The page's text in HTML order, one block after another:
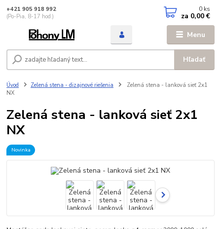
Menu
Hľadať
+421 905 918 992
(Po-Pia, 8-17 hod.)
0 ks
za 0,00 €
Úvod Zelená stena - dizajnové riešenia
Zelená stena - lanková sieť 2x1
NX
Zelená stena - lanková sieť 2x1
NX
Novinka